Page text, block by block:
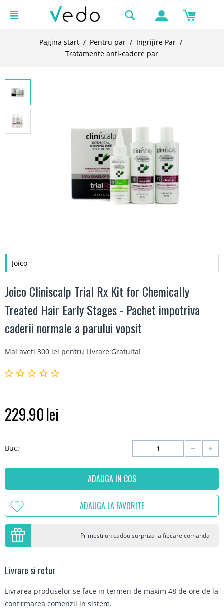
Pagina start / Pentru par / Ingrijire Par /
Tratamente anti-cadere par
Joico
Joico Cliniscalp Trial Rx Kit for Chemically
Treated Hair Early Stages - Pachet impotriva
caderii normale a parului vopsit
Mai aveti 300 lei pentru Livrare Gratuita!
229.90lei
Buc: +
−
ADAUGA IN COS
ADAUGA LA FAVORITE
Primesti un cadou surpriza la fiecare comanda
Livrare si retur
Livrarea produselor se face in termen de maxim 48 de ore de la
confirmarea comenzii in sistem.